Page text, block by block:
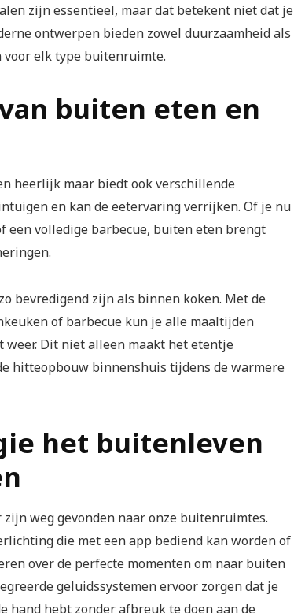
zijn essentieel, maar dat betekent niet dat je
ontwerpen bieden zowel duurzaamheid als
elk type buitenruimte.
buiten eten en
heerlijk maar biedt ook verschillende
en kan de eetervaring verrijken. Of je nu
een volledige barbecue, buiten eten brengt
bevredigend zijn als binnen koken. Met de
of barbecue kun je alle maaltijden
Dit niet alleen maakt het etentje
hitteopbouw binnenshuis tijdens de warmere
het buitenleven
weg gevonden naar onze buitenruimtes.
die met een app bediend kan worden of
over de perfecte momenten om naar buiten
geluidssystemen ervoor zorgen dat je
hebt zonder afbreuk te doen aan de